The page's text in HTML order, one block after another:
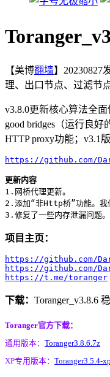
【美博翻墙】20230827
理、出口节点、过滤节
v3.8.0更新核心算法全面
good bridges（运行良
HTTP proxy功能；v3.1
https://github.com/
更新内容
1.网桥代理更新。
2.添加“非Http桥”功能。我
项目主页：
https://github.com/
https://github.com/
https://t.me/toranger
下载： Toranger_v3.8.6
Toranger官方下载：
通用版本： Toranger3.8.6.7z
XP专用版本： Toranger3.5.4-